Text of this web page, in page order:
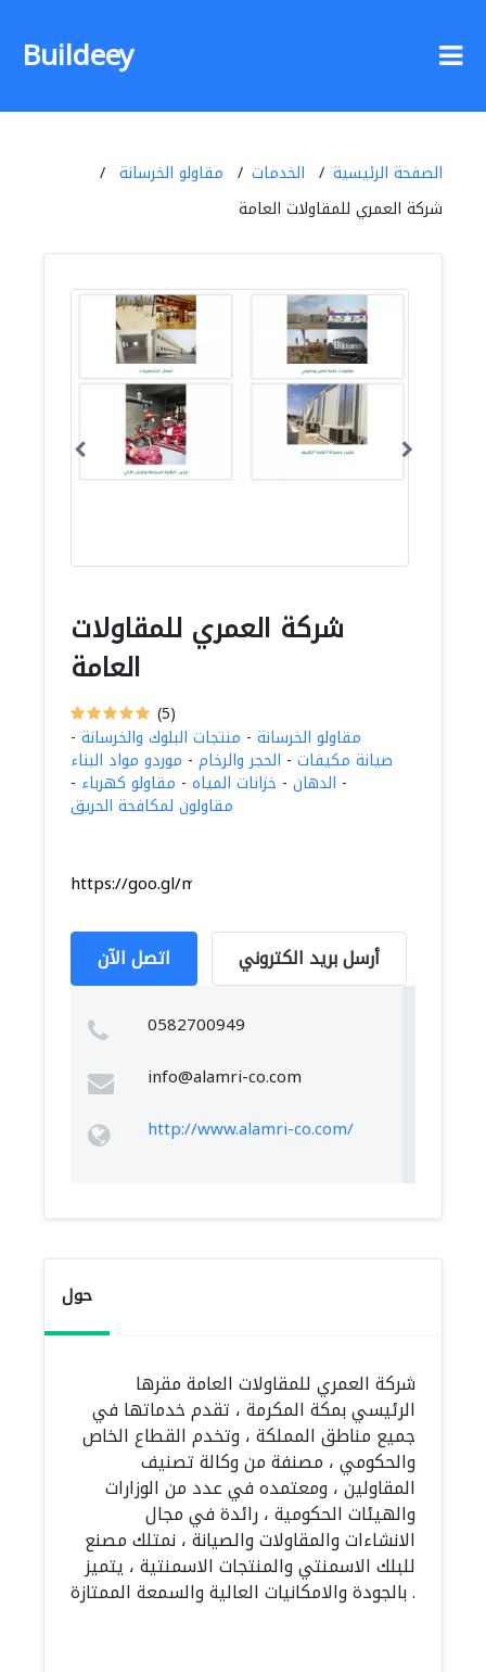
Buildeey
الصفحة الرئيسية الخدمات
مقاولو الخرسانة
شركة العمري للمقاولات العامة
شركة العمري للمقاولات
العامة
(5)
مقاولو الخرسانة - منتجات البلوك والخرسانة -
صيانة مكيفات - الحجر والرخام - موردو مواد البناء
- الدهان - خزانات المياه - مقاولو كهرباء -
مقاولون لمكافحة الحريق
https://goo.gl/maps/noczh12kx2DhvrSZ6
اتصل الآن أرسل بريد الكتروني
0582700949
info@alamri-co.com
http://www.alamri-co.com/
حول
شركة العمري للمقاولات العامة مقرها
الرئيسي بمكة المكرمة ، تقدم خدماتها في
جميع مناطق المملكة ، وتخدم القطاع الخاص
والحكومي ، مصنفة من وكالة تصنيف
المقاولين ، ومعتمده في عدد من الوزارات
والهيئات الحكومية ، رائدة في مجال
الانشاءات والمقاولات والصيانة ، نمتلك مصنع
للبلك الاسمنتي والمنتجات الاسمنتية ، يتميز
بالجودة والامكانيات العالية والسمعة الممتازة .